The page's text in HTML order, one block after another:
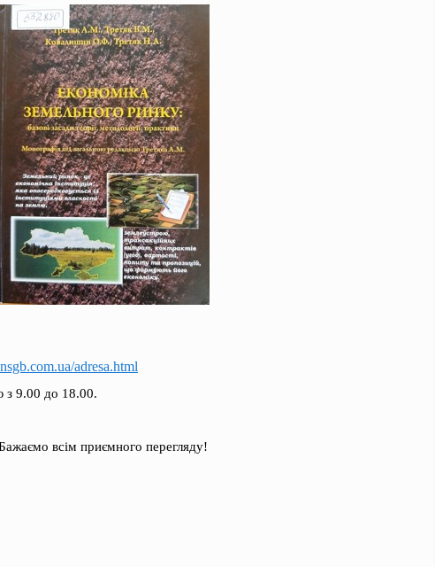
adresa.html
з 9.00 до 18.00.
всім приємного перегляду!